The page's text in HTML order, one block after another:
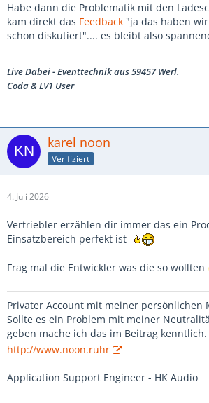
Habe dann die Problematik mit den
kam direkt das Feedback "ja das haben
schon diskutiert".... es bleibt also
Live Dabei - Eventtechnik aus 59457 Werl.
Coda & LV1 User
karel noon
Verifiziert
4. Juli 2026
Vertriebler erzählen dir immer das ein
Einsatzbereich perfekt ist
Frag mal die Entwickler was die so wollten
Privater Account mit meiner persönlichen
Sollte es ein Problem mit meiner
geben mache ich das im Beitrag kenntlich.
http://www.noon.ruhr
Application Support Engineer - HK Audio